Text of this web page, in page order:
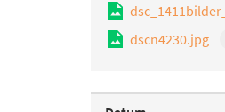
dscn4230.jpg